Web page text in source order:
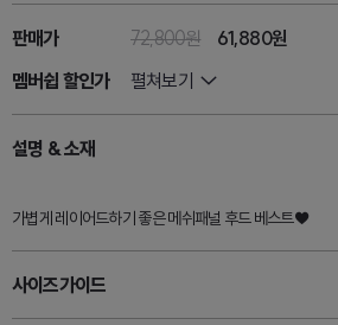
판매가 72,800원 61,880원
멤버쉽 할인가
펼쳐보기
설명 & 소재
가볍게 레이어드하기 좋은 메쉬패널 후드 베스트♥
사이즈가이드